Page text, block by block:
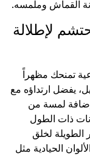
القماش وملمسه.
لإطلالة
تمنحك مظهراً
يفضل ارتداؤه مع
لمسة من
ذات الطول
الطويلة لخلق
الحيادية مثل